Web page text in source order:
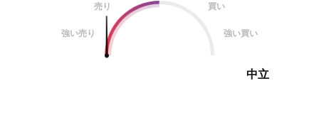
売り
買い
強い売り 強い買い
中立